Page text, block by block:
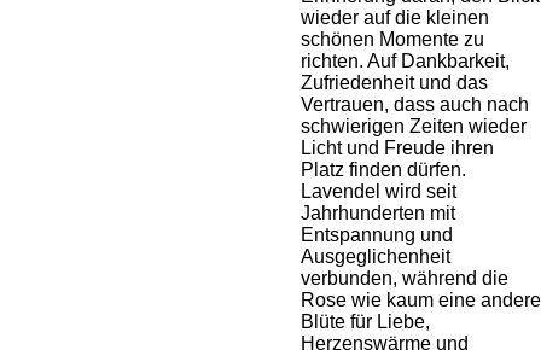
wieder auf die kleinen
schönen Momente zu
richten. Auf Dankbarkeit,
Zufriedenheit und das
Vertrauen, dass auch nach
schwierigen Zeiten wieder
Licht und Freude ihren
Platz finden dürfen.
Lavendel wird seit
Jahrhunderten mit
Entspannung und
Ausgeglichenheit
verbunden, während die
Rose wie kaum eine andere
Blüte für Liebe,
Herzenswärme und